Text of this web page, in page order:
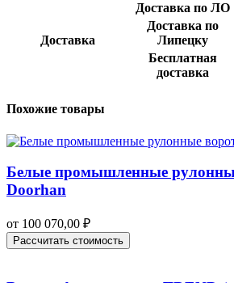
Доставка
Доставка по ЛО
Доставка по
Липецку
Бесплатная
доставка
Похожие товары
Белые промышленные
Doorhan
от 100 070,00 ₽
Рассчитать стоимость